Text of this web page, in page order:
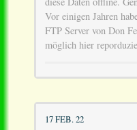
Vor einigen Jahren
FTP Server von Don
möglich hier
17 FEB. 22